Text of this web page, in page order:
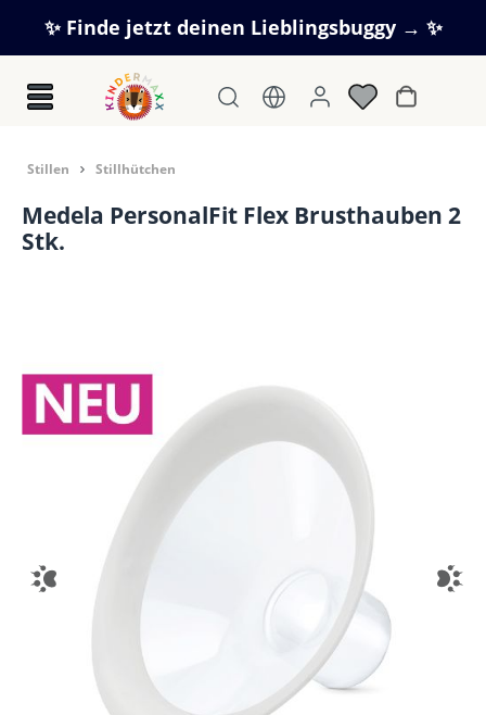
Zum Hauptinhalt springen
✨ Finde jetzt deinen Lieblingsbuggy → ✨
Stillen Stillhütchen
Medela PersonalFit Flex Brusthauben 2
Stk.